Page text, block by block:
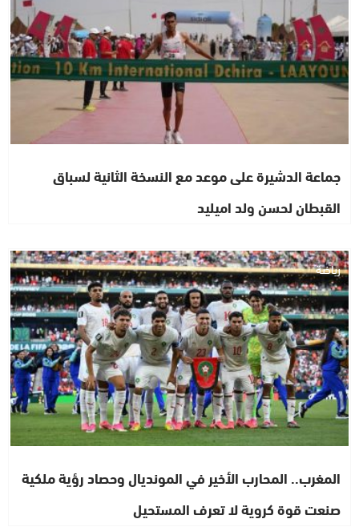
جماعة الدشيرة على موعد مع النسخة الثانية لسباق
القبطان لحسن ولد اميليد
رياضة
المغرب.. المحارب الأخير في المونديال وحصاد رؤية ملكية
صنعت قوة كروية لا تعرف المستحيل